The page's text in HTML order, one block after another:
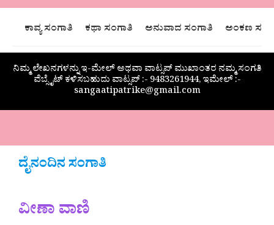
ಕಾವ್ಯ ಸಂಗಾತಿ ಕಥಾ ಸಂಗಾತಿ ಅನುವಾದ ಸಂಗಾತಿ ಅಂಕಣ
ನಿಮ್ಮ ಲೇಖನಗಳನ್ನು ಇ-ಮೇಲ್ ಅಥವಾ ವಾಟ್ಸಪ್ ಮುಖಾಂತರ ನಮ್ಮ ಸಂಗತಿ
ವೆಬ್ಸೈಟ್ ಕಳಿಸಬಹುದು ವಾಟ್ಸಪ್‌ :- 9483261944, ಇಮೇಲ್ :-
sangaatipatrike@gmail.com
ದೈನಂದಿನ ಸಂಗಾತಿ
ವೀಣಾ ವಾಣಿ